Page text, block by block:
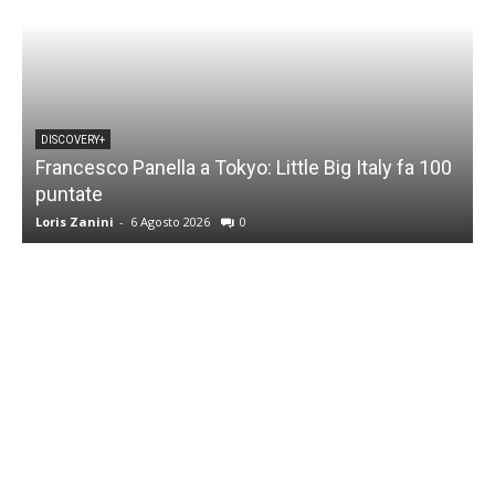
DISCOVERY+
Francesco Panella a Tokyo: Little Big Italy fa 100
puntate
Loris Zanini - 6 Agosto 2026 0